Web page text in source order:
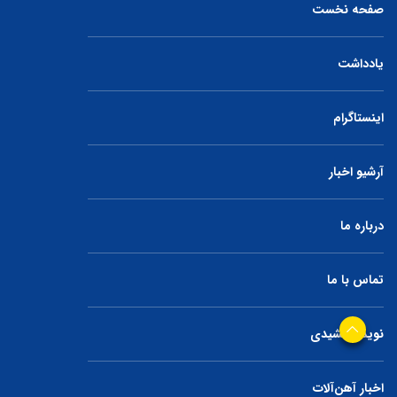
صفحه نخست
یادداشت
اینستاگرام
آرشیو اخبار
درباره ما
تماس با ما
نوید جمشیدی
اخبار آهن‌آلات